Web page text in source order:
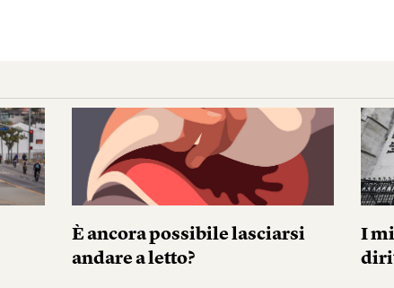
È ancora possibile lasciarsi
andare a letto?
I